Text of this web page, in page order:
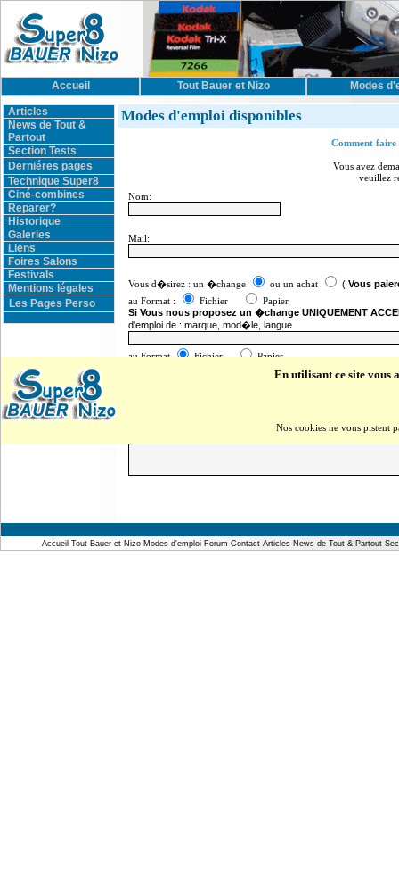
Accueil Tout Bauer et Nizo Modes
Articles
News de Tout &
Partout
Section Tests
Derniéres pages
Technique Super8
Ciné-combines
Reparer?
Historique
Galeries
Liens
Foires Salons
Festivals
Mentions légales
Les Pages Perso
Modes d'emploi disponibles
Comment faire
Vous avez
veuillez
Nom:
Mail:
Vous d�sirez : un �change ou un achat ( Vous
au Format :
Fichier
Papier
Si Vous nous proposez un �change UNIQUEMENT
d'emploi de : marque, mod�le, langue
au Format Fichier Papier
Vous pouvez ajouter une information un commentaire ci dessous
Accueil Tout Bauer et Nizo Modes d'emploi Forum Contact Articles News de Tout & Partout
En utilisant ce site vous
Nos cookies ne vous pistent